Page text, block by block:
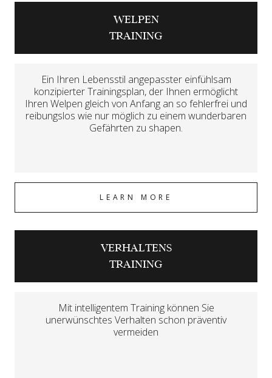
WELPEN
TRAINING
Ein Ihren Lebensstil angepasster einfühlsam
konzipierter Trainingsplan, der Ihnen ermöglicht
Ihren Welpen gleich von Anfang an so fehlerfrei und
reibungslos wie nur möglich zu einem wunderbaren
Gefährten zu shapen.
LEARN MORE
VERHALTENS
TRAINING
Mit intelligentem Training können Sie
unerwünschtes Verhalten schon präventiv
vermeiden